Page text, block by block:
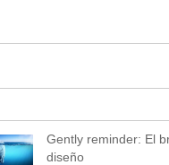
Gently reminder: El
diseño